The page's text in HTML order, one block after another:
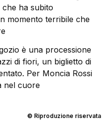
che ha subito
momento terribile che
è una processione
di fiori, un biglietto di
Per Moncia Rossi
nel cuore
© Riproduzione riservata